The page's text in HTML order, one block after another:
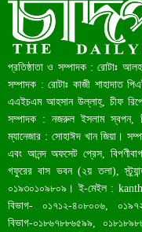
রেকর্ড ৪৫.৪৬ বিলিয়ন ডলারের
বাংলাদেশ আজ মধ্যম আয়ের
প্রতিষ্ঠাতা ও সম্পাদক : রোটাঃ
সম্পাদক : রোটাঃ কাজী শাহাদাত
এএইচএম আহসান উল্লাহ্, চীফ
সম্পাদক : নজরুল ইসলাম স্বপন,
ম্যানেজার : সোহাঈদ খান জিয়া।
এবং আনন্দ অফসেট প্রেস,
গফুরের বাস ভবন (২য় তলা),
০১৯৩০১০৯৮০৯। ই-মেইল :
বিভাগ- ০১৭১২-৪০৮০০৬,
বিভাগ-০১৮৬৭৮৮৬৫৯৯,